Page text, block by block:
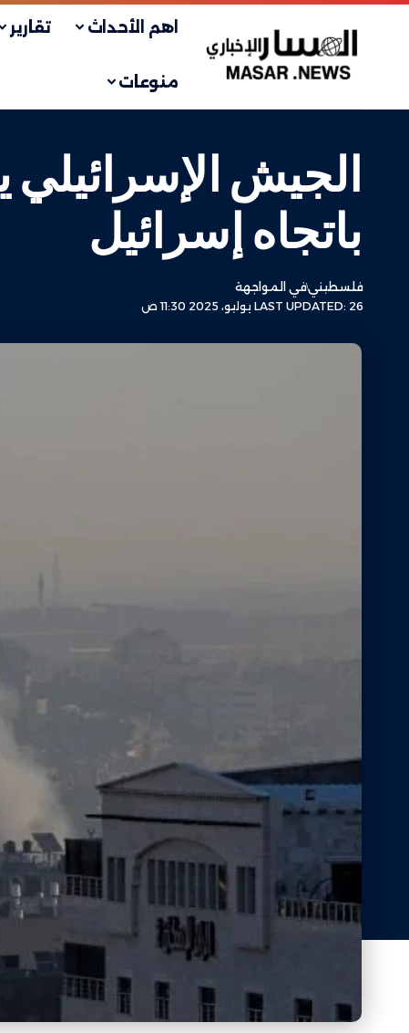
اهم الأحداث تقارير
منوعات
الجيش
باتجاه إسرائيل
LAST UPDATED: 26 يوليو، 2025 11:30 ص
فلسطينيفي المواجهة